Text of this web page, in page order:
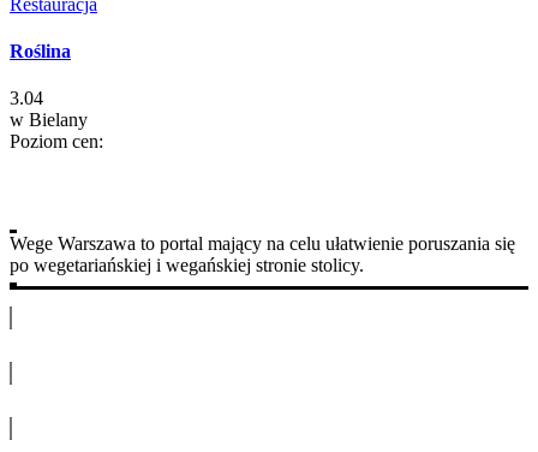
Roślina
3.04
w Bielany
Poziom cen:
Wege Warszawa to portal mający na celu ułatwienie poruszania się
po wegetariańskiej i wegańskiej stronie stolicy.